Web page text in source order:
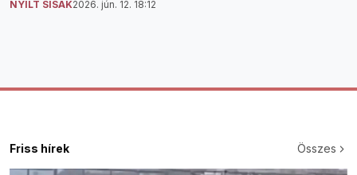
NYÍLT SISAK2026. jún. 12. 18:12
Friss hírek Összes